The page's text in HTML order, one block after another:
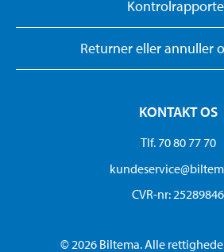
Returner eller annuller
KONTAKT OS
Tlf. 70 80 77 70
CVR-nr: 25289846
© 2026 Biltema. Alle